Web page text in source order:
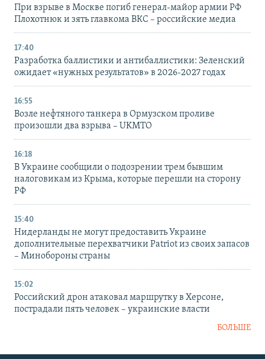
При взрыве в Москве погиб генерал-майор армии РФ
Плохотнюк и зять главкома ВКС – российские медиа
17:40
Разработка баллистики и антибаллистики: Зеленский
ожидает «нужных результатов» в 2026-2027 годах
16:55
Возле нефтяного танкера в Ормузском проливе
произошли два взрыва – UKMTO
16:18
В Украине сообщили о подозрении трем бывшим
налоговикам из Крыма, которые перешли на сторону
РФ
15:40
Нидерланды не могут предоставить Украине
дополнительные перехватчики Patriot из своих запасов
– Минобороны страны
15:02
Российский дрон атаковал маршрутку в Херсоне,
пострадали пять человек – украинские власти
БОЛЬШЕ